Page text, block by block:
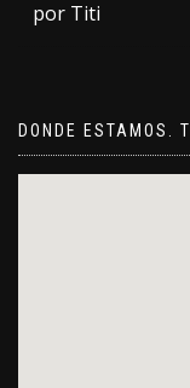
5sobre 5
por Titi
DONDE ESTAMOS.